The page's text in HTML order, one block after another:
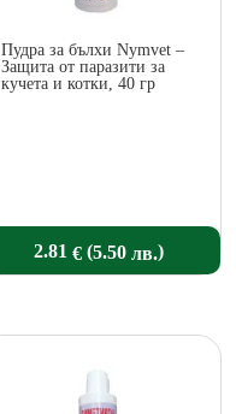
Пудра за бълхи Nymvet –
Защита от паразити за
кучета и котки, 40 гр
2.81€ (5.50 лв.)